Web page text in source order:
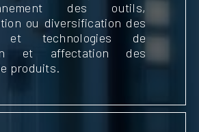
des outils,
ou diversification des
et technologies de
et affectation des
produits.